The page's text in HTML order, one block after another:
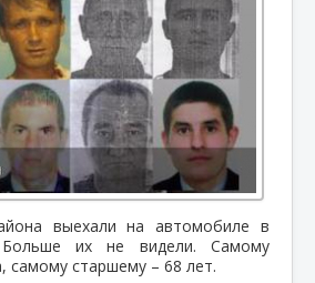
выехали на автомобиле в
Больше их не видели. Самому
самому старшему – 68 лет.